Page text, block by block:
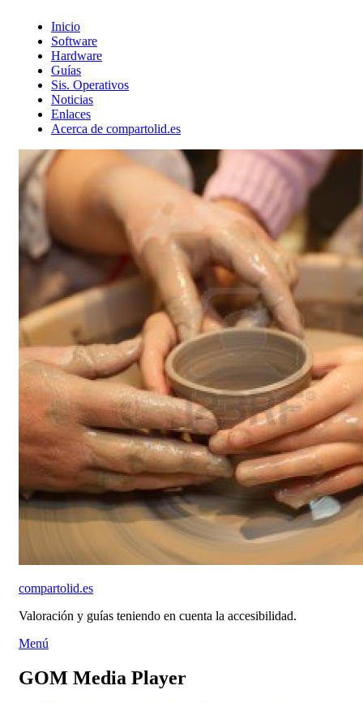
Inicio
Software
Hardware
Guías
Sis. Operativos
Noticias
Enlaces
Acerca de compartolid.es
compartolid.es
Valoración y guías teniendo en cuenta la accesibilidad.
Saltar
contenido
Menú
GOM Media Player